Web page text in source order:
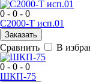
0 - 0 - 0
С2000-Т исп.01
Заказать
Сравнить
В
0 - 0 - 0
ШКП-75